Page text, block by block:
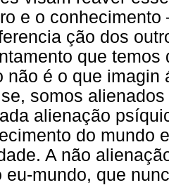
e o
ção dos
que
não é o que imagin
somos
alienação
do mundo
A não
eu-mundo, que